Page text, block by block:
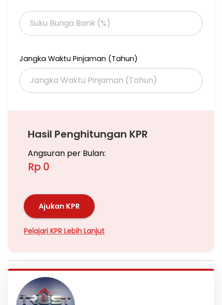
Jangka Waktu Pinjaman (Tahun)
Hasil Penghitungan KPR
Angsuran per Bulan:
Rp 0
Ajukan KPR
Pelajari KPR Lebih Lanjut